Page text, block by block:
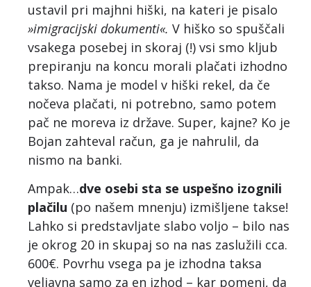
ustavil pri majhni hiški, na kateri je pisalo
»imigracijski dokumenti«. V hiško so spuščali
vsakega posebej in skoraj (!) vsi smo kljub
prepiranju na koncu morali plačati izhodno
takso. Nama je model v hiški rekel, da če
nočeva plačati, ni potrebno, samo potem
pač ne moreva iz države. Super, kajne? Ko je
Bojan zahteval račun, ga je nahrulil, da
nismo na banki.
Ampak…dve osebi sta se uspešno izognili
plačilu (po našem mnenju) izmišljene takse!
Lahko si predstavljate slabo voljo – bilo nas
je okrog 20 in skupaj so na nas zaslužili cca.
600€. Povrhu vsega pa je izhodna taksa
veljavna samo za en izhod – kar pomeni, da